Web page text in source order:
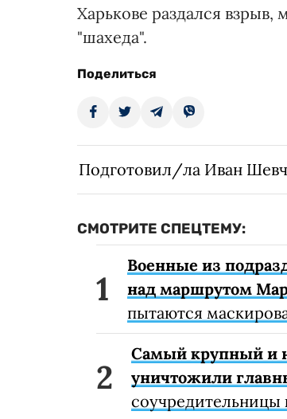
Харькове раздался взрыв,
"шахеда".
Поделиться
Подготовил/ла Иван
СМОТРИТЕ СПЕЦТЕМУ:
Военные из
над маршрутом
пытаются
Самый крупный и
уничтожили